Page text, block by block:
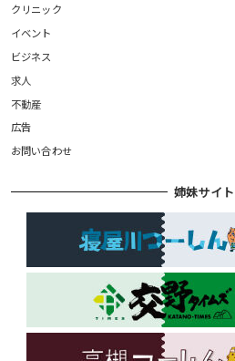
クリニック
イベント
ビジネス
求人
不動産
広告
お問い合わせ
姉妹サイト